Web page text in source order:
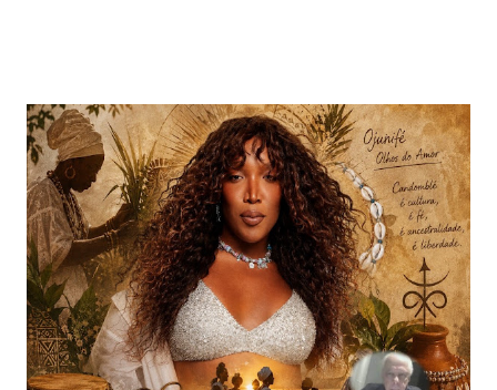
alegria. Esta última corresponde a instantes, momentos que
têm duração variável e que pertencem ao âmbito dos
sentimentos derivados de experiências específicas, onde se
pode compreender o alcance das emoções. Já a felicidade…
Ah, esta corresponde a um ideal de inspiração, como se,
figurativamente, estivéssemos diante da linha de chegada
de uma competição esportiva ou o ápice de uma monta...